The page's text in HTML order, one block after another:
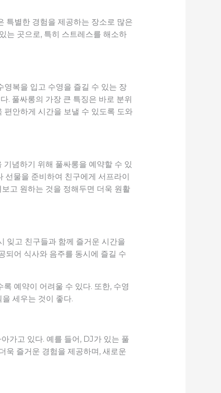
특별한 경험을 제공하는 장소로 많은
는 곳으로, 특히 스트레스를 해소하
복을 입고 수영을 즐길 수 있는 장
. 풀싸롱의 가장 큰 특징은 바로 분위
안하게 시간을 보낼 수 있도록 도와
념하기 위해 풀싸롱을 예약할 수 있
물을 준비하여 친구에게 서프라이
고 원하는 것을 정해두면 더욱 원활
잊고 친구들과 함께 즐거운 시간을
되어 식사와 음주를 동시에 즐길 수
예약이 어려울 수 있다. 또한, 수영
세우는 것이 좋다.
가고 있다. 예를 들어, DJ가 있는 풀
욱 즐거운 경험을 제공하며, 새로운